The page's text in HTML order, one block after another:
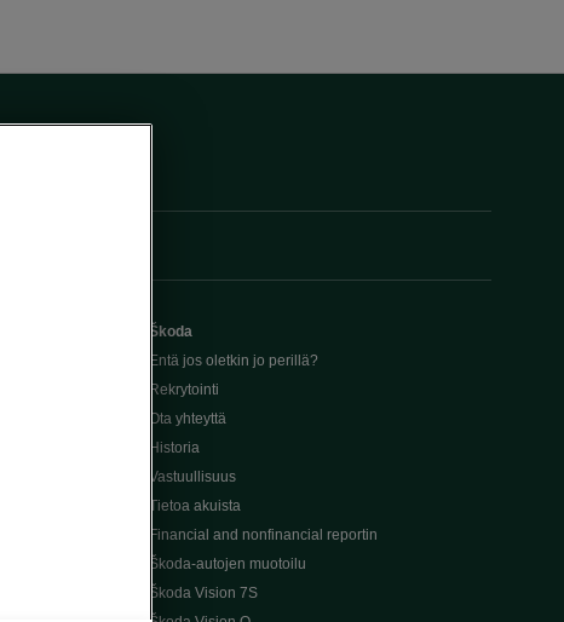
Škoda
Entä jos oletkin jo perillä?
Rekrytointi
Ota yhteyttä
Historia
Vastuullisuus
Tietoa akuista
Financial and nonfinancial reportin
Škoda-autojen muotoilu
Škoda Vision 7S